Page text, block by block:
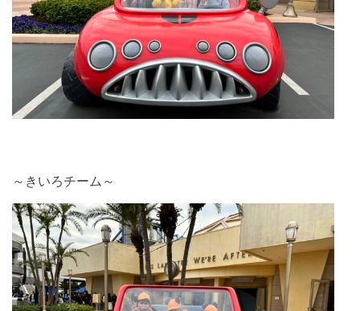
～きいろチーム～